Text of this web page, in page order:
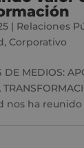
| Relaciones
, Corporativo
DE MEDIOS:
nos ha reunido